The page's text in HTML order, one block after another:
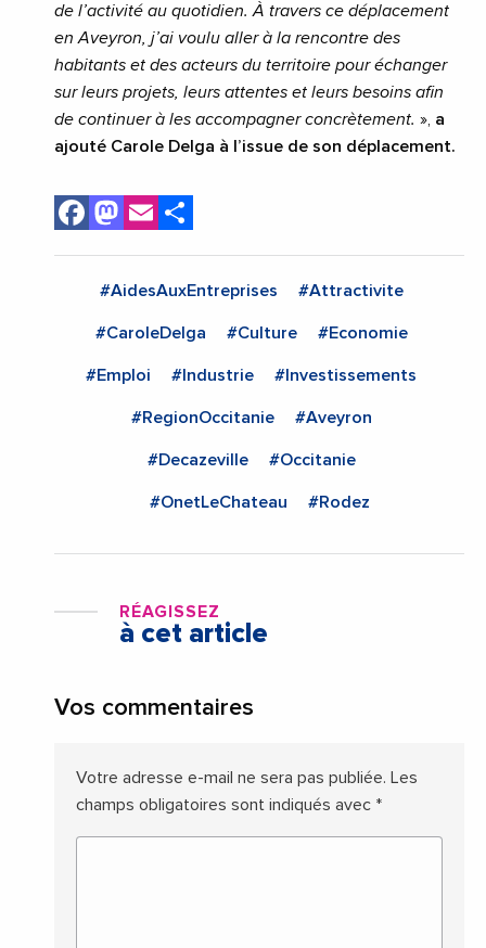
de l’activité au quotidien. À travers ce déplacement
en Aveyron, j’ai voulu aller à la rencontre des
habitants et des acteurs du territoire pour échanger
sur leurs projets, leurs attentes et leurs besoins afin
de continuer à les accompagner concrètement. », a
ajouté Carole Delga à l’issue de son déplacement.
Facebook
Mastodon
Email
#AidesAuxEntreprises #Attractivite
#CaroleDelga #Culture #Economie
#Emploi #Industrie #Investissements
#RegionOccitanie #Aveyron
#Decazeville #Occitanie
#OnetLeChateau #Rodez
RÉAGISSEZ
à cet article
Vos commentaires
Votre adresse e-mail ne sera pas publiée. Les
champs obligatoires sont indiqués avec *